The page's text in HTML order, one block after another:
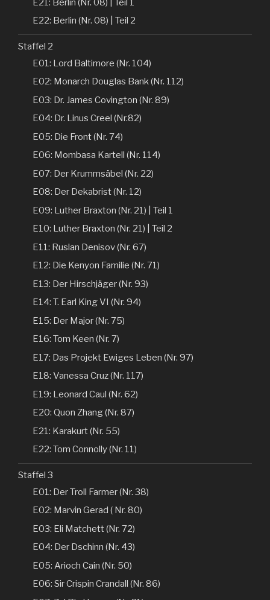
E21: Berlin (Nr. 08) | Teil 1
E22: Berlin (Nr. 08) | Teil 2
Staffel 2
E01: Lord Baltimore (Nr. 104)
E02: Monarch Douglas Bank (Nr. 112)
E03: Dr. James Covington (Nr. 89)
E04: Dr. Linus Creel (Nr.82)
E05: Die Front (Nr. 74)
E06: Mombasa Kartell (Nr. 114)
E07: Der Krummsäbel (Nr. 22)
E08: Der Dekabrist (Nr. 12)
E09: Luther Braxton (Nr. 21) | Teil 1
E10: Luther Braxton (Nr. 21) | Teil 2
E11: Ruslan Denisov (Nr. 67)
E12: Die Kenyon Familie (Nr. 71)
E13: Der Hirschjäger (Nr. 93)
E14: T. Earl King VI (Nr. 94)
E15: Der Major (Nr. 75)
E16: Tom Keen (Nr. 7)
E17: Das Projekt Ewiges Leben (Nr. 97)
E18: Vanessa Cruz (Nr. 117)
E19: Leonard Caul (Nr. 62)
E20: Quon Zhang (Nr. 87)
E21: Karakurt (Nr. 55)
E22: Tom Connolly (Nr. 11)
Staffel 3
E01: Der Troll Farmer (Nr. 38)
E02: Marvin Gerad ( Nr. 80)
E03: Eli Matchett (Nr. 72)
E04: Der Dschinn (Nr. 43)
E05: Arioch Cain (Nr. 50)
E06: Sir Crispin Crandall (Nr. 86)